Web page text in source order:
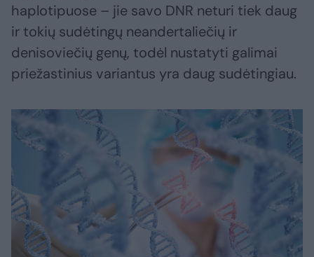
haplotipuose – jie savo DNR neturi tiek daug
ir tokių sudėtingų neandertaliečių ir
denisoviečių genų, todėl nustatyti galimai
priežastinius variantus yra daug sudėtingiau.